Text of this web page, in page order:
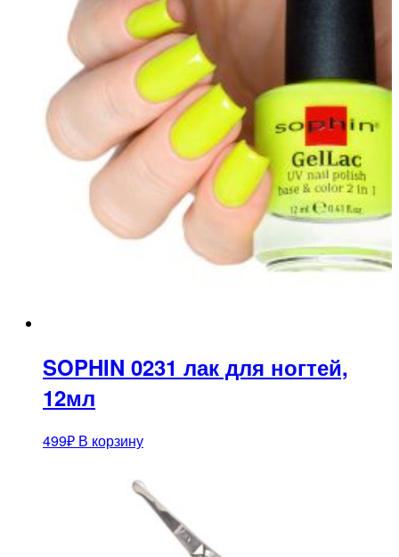
SOPHIN 0231 лак для ногтей,
12мл
499₽ В корзину